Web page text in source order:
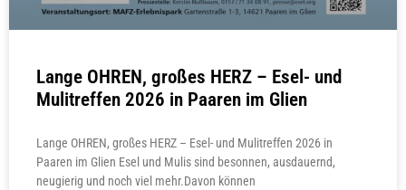
Lange OHREN, großes HERZ – Esel- und
Mulitreffen 2026 in Paaren im Glien
Lange OHREN, großes HERZ – Esel- und Mulitreffen 2026 in
Paaren im Glien Esel und Mulis sind besonnen, ausdauernd,
neugierig und noch viel mehr.Davon können